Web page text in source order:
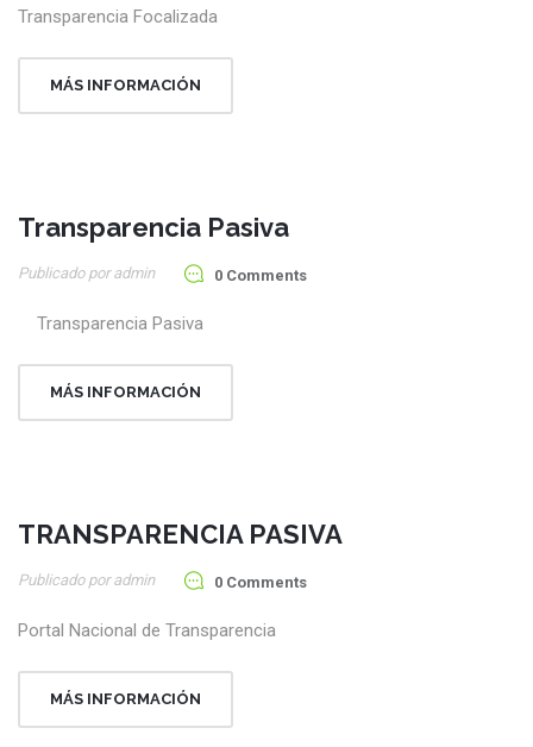
Transparencia Focalizada
MÁS INFORMACIÓN
05
Ago
Transparencia Pasiva
Publicado por admin 0 Comments
Transparencia Pasiva
MÁS INFORMACIÓN
20
Ene
TRANSPARENCIA PASIVA
Publicado por admin 0 Comments
Portal Nacional de Transparencia
MÁS INFORMACIÓN